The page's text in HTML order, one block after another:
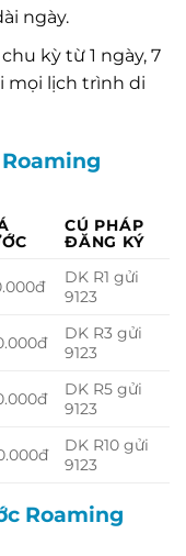
ngày.
kỳ từ 1 ngày, 7
mọi lịch trình di
CÚ PHÁP
ĐĂNG KÝ
DK R1 gửi
9123
DK R3 gửi
9123
DK R5 gửi
9123
DK R10 gửi
9123
Roaming